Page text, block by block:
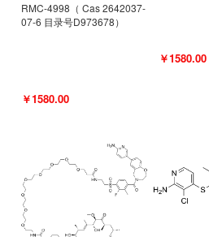
RMC-4998（ Cas 2642037-
07-6 目录号D973678）
￥1580.00
￥1580.00